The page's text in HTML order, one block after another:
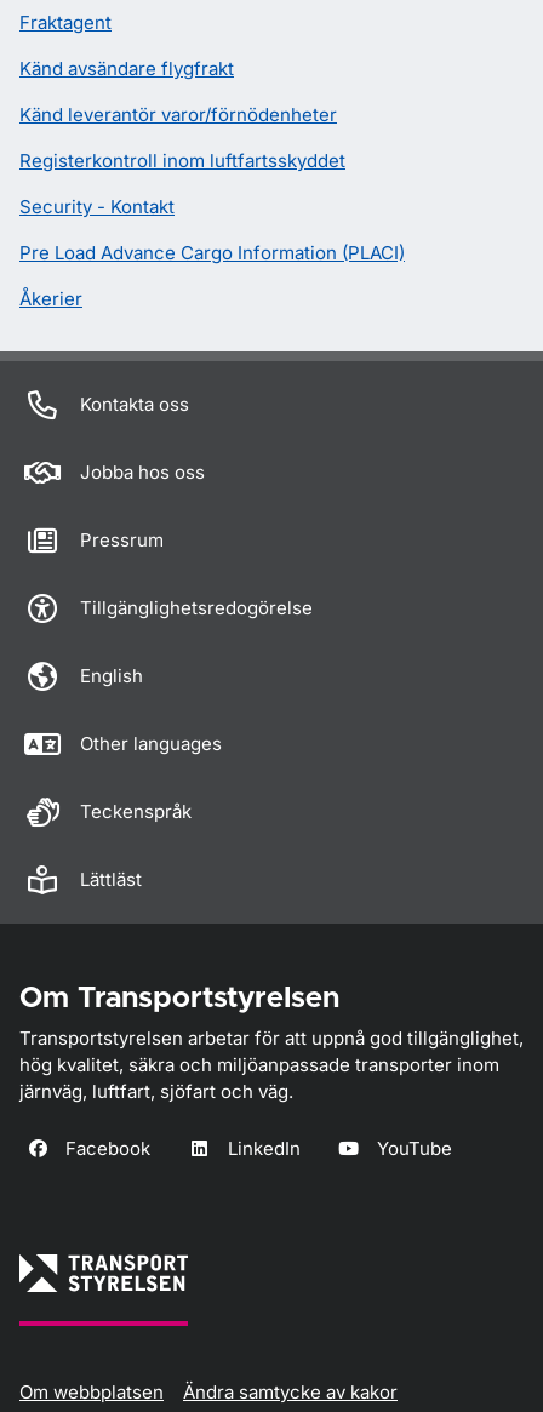
Fraktagent
Känd avsändare flygfrakt
Känd leverantör varor/förnödenheter
Registerkontroll inom luftfartsskyddet
Security - Kontakt
Pre Load Advance Cargo Information (PLACI)
Åkerier
Kontakta oss
Jobba hos oss
Pressrum
Tillgänglighetsredogörelse
English
Other languages
Teckenspråk
Lättläst
Om Transportstyrelsen
Transportstyrelsen arbetar för att uppnå god tillgänglighet,
hög kvalitet, säkra och miljöanpassade transporter inom
järnväg, luftfart, sjöfart och väg.
Facebook LinkedIn YouTube
Om webbplatsen Ändra samtycke av kakor